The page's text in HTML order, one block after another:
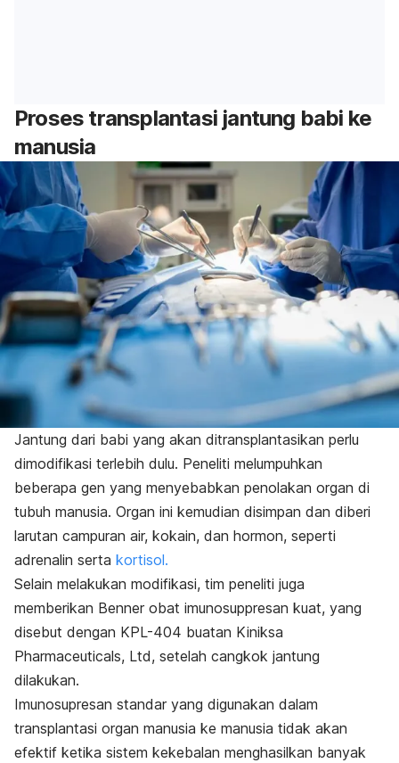
Proses transplantasi jantung babi ke
manusia
Jantung dari babi yang akan ditransplantasikan perlu
dimodifikasi terlebih dulu. Peneliti melumpuhkan
beberapa gen yang menyebabkan penolakan organ di
tubuh manusia. Organ ini kemudian disimpan dan diberi
larutan campuran air, kokain, dan hormon, seperti
adrenalin serta kortisol.
Selain melakukan modifikasi, tim peneliti juga
memberikan Benner obat imunosuppresan kuat, yang
disebut dengan KPL-404 buatan Kiniksa
Pharmaceuticals, Ltd, setelah cangkok jantung
dilakukan.
Imunosupresan standar yang digunakan dalam
transplantasi organ manusia ke manusia tidak akan
efektif ketika sistem kekebalan menghasilkan banyak